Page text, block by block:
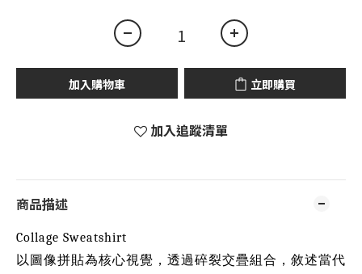
加入購物車 立即購買
加入追蹤清單
商品描述
Collage Sweatshirt
以圖像拼貼為核心視覺，透過碎裂交疊組合，敘述當代